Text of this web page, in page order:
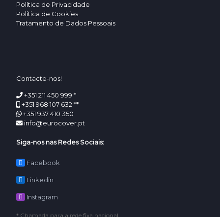
Política de Privacidade
Política de Cookies
Tratamento de Dados Pessoais
Contacte-nos!
+351 211 450 999 *
+351 968 107 632 **
+351 937 410 350
info@eurocover.pt
Siga-nos nas Redes Sociais:
Facebook
Linkedin
Instagram
* Chamada para a rede fixa nacional.